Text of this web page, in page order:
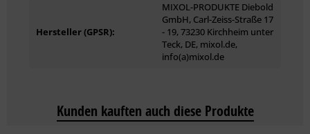
Hersteller (GPSR):
MIXOL-PRODUKTE Diebold
GmbH, Carl-Zeiss-Straße 17
- 19, 73230 Kirchheim unter
Teck, DE, mixol.de,
info(a)mixol.de
Kunden kauften auch diese Produkte